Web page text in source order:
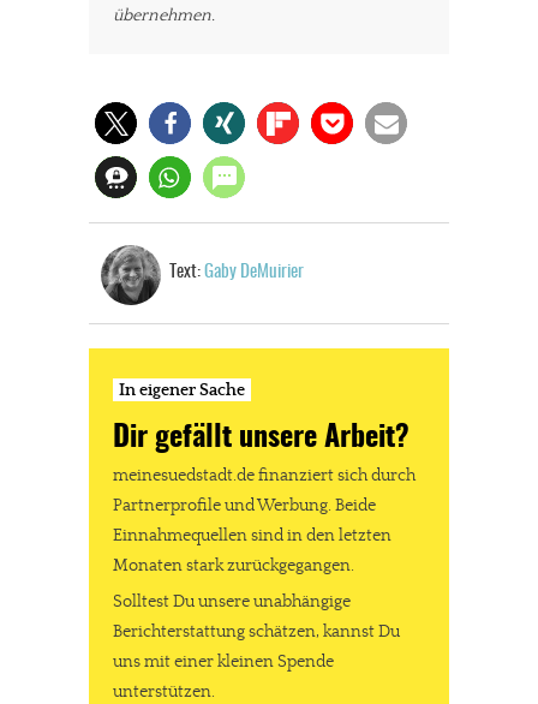
übernehmen.
Text: Gaby DeMuirier
In eigener Sache
Dir gefällt unsere Arbeit?
meinesuedstadt.de finanziert sich durch
Partnerprofile und Werbung. Beide
Einnahmequellen sind in den letzten
Monaten stark zurückgegangen.
Solltest Du unsere unabhängige
Berichterstattung schätzen, kannst Du
uns mit einer kleinen Spende
unterstützen.